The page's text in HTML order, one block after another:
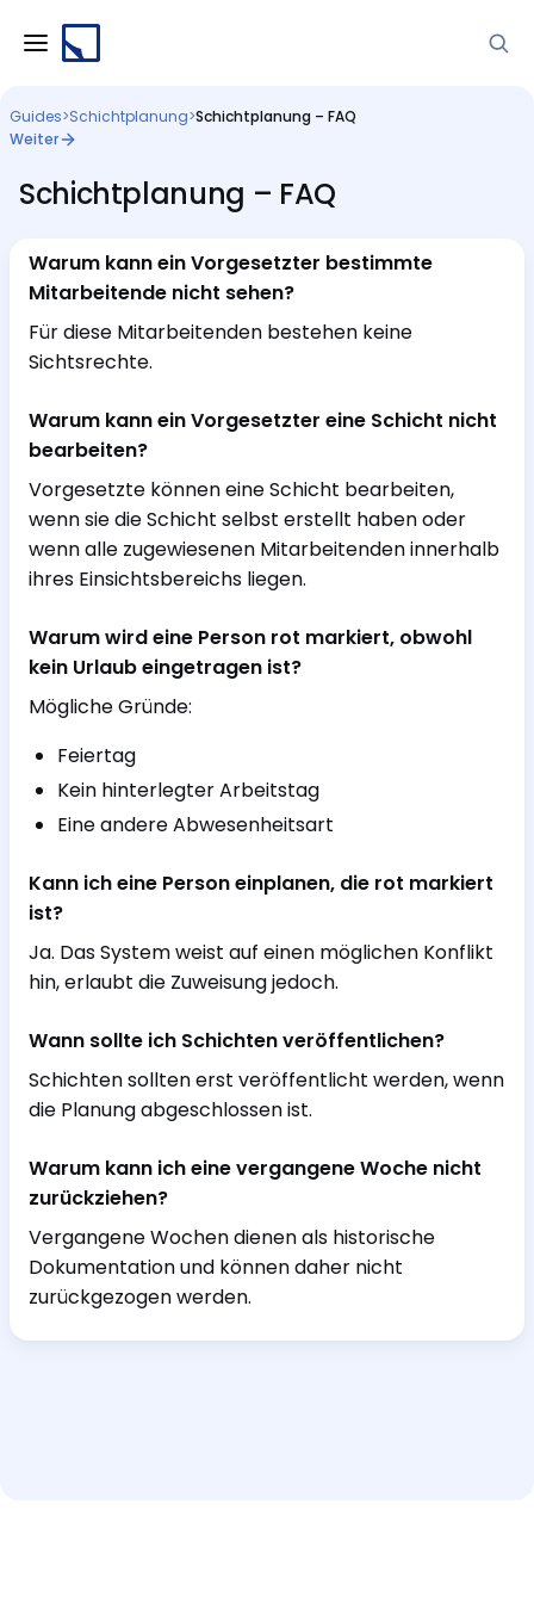
Guides>Schichtplanung>Schichtplanung – FAQ
Weiter
Schichtplanung – FAQ
Warum kann ein Vorgesetzter bestimmte
Mitarbeitende nicht sehen?
Für diese Mitarbeitenden bestehen keine
Sichtsrechte.
Warum kann ein Vorgesetzter eine Schicht nicht
bearbeiten?
Vorgesetzte können eine Schicht bearbeiten,
wenn sie die Schicht selbst erstellt haben oder
wenn alle zugewiesenen Mitarbeitenden innerhalb
ihres Einsichtsbereichs liegen.
Warum wird eine Person rot markiert, obwohl
kein Urlaub eingetragen ist?
Mögliche Gründe:
Feiertag
Kein hinterlegter Arbeitstag
Eine andere Abwesenheitsart
Kann ich eine Person einplanen, die rot markiert
ist?
Ja. Das System weist auf einen möglichen Konflikt
hin, erlaubt die Zuweisung jedoch.
Wann sollte ich Schichten veröffentlichen?
Schichten sollten erst veröffentlicht werden, wenn
die Planung abgeschlossen ist.
Warum kann ich eine vergangene Woche nicht
zurückziehen?
Vergangene Wochen dienen als historische
Dokumentation und können daher nicht
zurückgezogen werden.